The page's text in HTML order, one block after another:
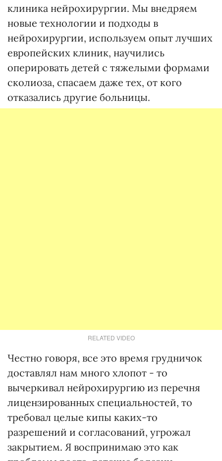
клиника нейрохирургии. Мы внедряем
новые технологии и подходы в
нейрохирургии, используем опыт лучших
европейских клиник, научились
оперировать детей с тяжелыми формами
сколиоза, спасаем даже тех, от кого
отказались другие больницы.
RELATED VIDEO
Честно говоря, все это время грудничок
доставлял нам много хлопот - то
вычеркивал нейрохирургию из перечня
лицензированных специальностей, то
требовал целые кипы каких-то
разрешений и согласований, угрожал
закрытием. Я воспринимаю это как